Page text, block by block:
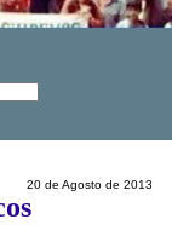
20 de Agosto de 2013